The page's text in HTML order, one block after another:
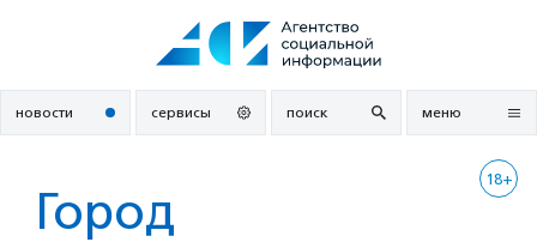
новости сервисы поиск меню
18+
Город